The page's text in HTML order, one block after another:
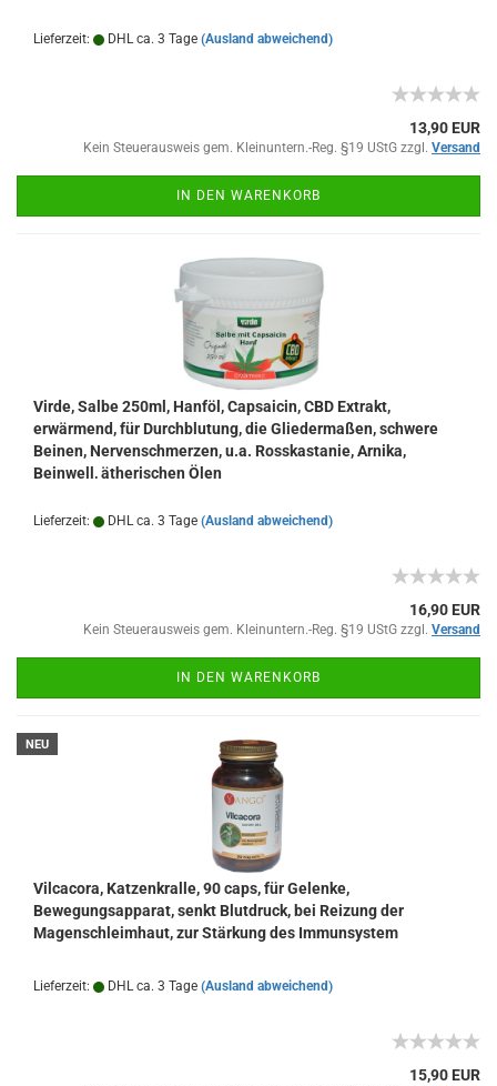
Lieferzeit: DHL ca. 3 Tage (Ausland abweichend)
13,90 EUR
Kein Steuerausweis gem. Kleinuntern.-Reg. §19 UStG zzgl. Versand
IN DEN WARENKORB
Virde, Salbe 250ml, Hanföl, Capsaicin, CBD Extrakt,
erwärmend, für Durchblutung, die Gliedermaßen, schwere
Beinen, Nervenschmerzen, u.a. Rosskastanie, Arnika,
Beinwell, ätherischen Ölen
Lieferzeit: DHL ca. 3 Tage (Ausland abweichend)
16,90 EUR
Kein Steuerausweis gem. Kleinuntern.-Reg. §19 UStG zzgl. Versand
IN DEN WARENKORB
NEU
Vilcacora, Katzenkralle, 90 caps, für Gelenke,
Bewegungsapparat, senkt Blutdruck, bei Reizung der
Magenschleimhaut, zur Stärkung des Immunsystem
Lieferzeit: DHL ca. 3 Tage (Ausland abweichend)
15,90 EUR